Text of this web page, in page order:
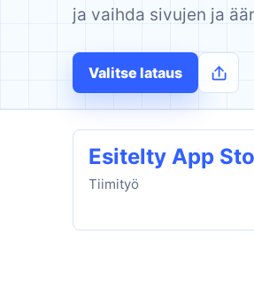
ja vaihda sivujen ja
Valitse lataus
Esitelty App
Tiimityö